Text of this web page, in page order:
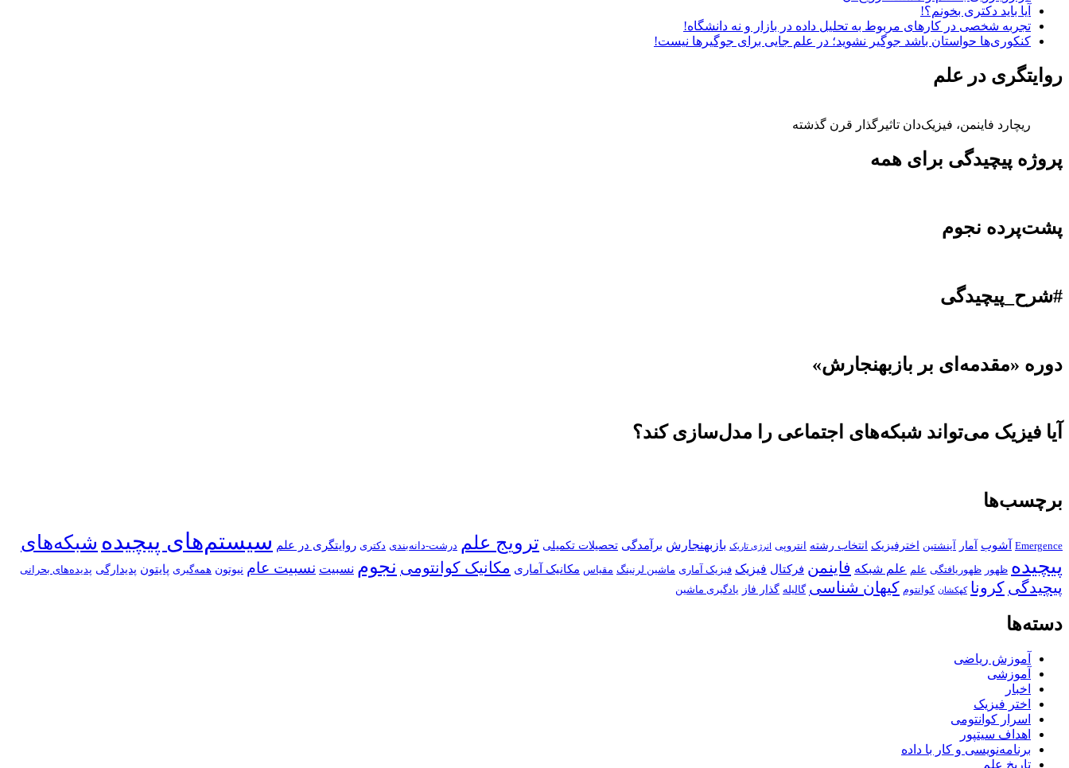
آیا باید دکتری بخونم؟!
تجربه شخصی در کارهای مربوط به تحلیل داده در بازار و نه دانشگاه!
کنکوری‌ها حواستان باشد جوگیر نشوید؛ در علم جایی برای جوگیرها نیست!
روایتگری در علم
ریچارد فاینمن، فیزیک‌دان تاثیرگذار قرن گذشته
پروژه پیچیدگی برای همه
پشت‌پرده نجوم
#شرح_پیچیدگی
دوره «مقدمه‌ای بر بازبهنجارش»
آیا فیزیک می‌تواند شبکه‌های اجتماعی را مدل‌سازی کند؟
برچسب‌ها
Emergence آشوب آمار آینشتین اخترفیزیک انتخاب رشته انتروپی انرژی تاریک بازبهنجارش برآمدگی تحصیلات تکمیلی ترویج علم درشت-دانه‌بندی دکتری روایتگری در علم سیستم‌های پیچیده شبکه‌های
پیچیده ظهور ظهوریافتگی علم علم شبکه فاینمن فرکتال فیزیک فیزیک آماری ماشین لرنینگ مقیاس مکانیک آماری مکانیک کوانتومی نجوم نسبیت نسبیت عام نیوتون همه‌گیری پایتون پدیدارگی پدیده‌های بحرانی
پیچیدگی کرونا کهکشان کوانتوم کیهان شناسی گالیله گذار فاز یادگیری ماشین
دسته‌ها
آموزش ریاضی
آموزشی
اخبار
اختر فیزیک
اسرار کوانتومی
اهداف سیتپور
برنامه‌نویسی و کار با داده
تاریخ علم